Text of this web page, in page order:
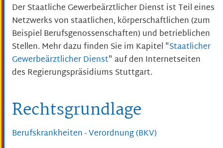
Der Staatliche Gewerbeärztlicher Dienst ist Teil eines
Netzwerks von staatlichen, körperschaftlichen (zum
Beispiel Berufsgenossenschaften) und betrieblichen
Stellen. Mehr dazu finden Sie im Kapitel "Staatlicher
Gewerbeärztlicher Dienst" auf den Internetseiten
des Regierungspräsidiums Stuttgart.
Rechtsgrundlage
Berufskrankheiten - Verordnung (BKV)